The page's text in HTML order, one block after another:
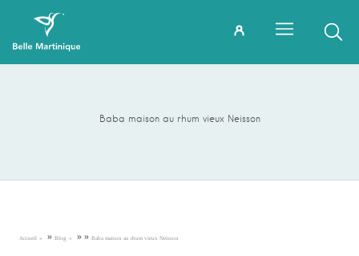
Baba maison au rhum vieux Neisson
Accueil » Blog » » Baba maison au rhum vieux Neisson